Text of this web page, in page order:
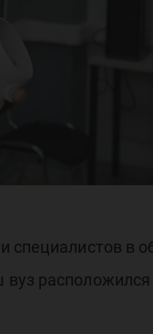
специалистов в
расположился